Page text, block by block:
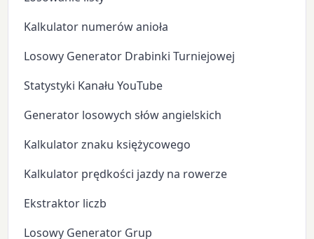
Kalkulator numerów anioła
Losowy Generator Drabinki Turniejowej
Statystyki Kanału YouTube
Generator losowych słów angielskich
Kalkulator znaku księżycowego
Kalkulator prędkości jazdy na rowerze
Ekstraktor liczb
Losowy Generator Grup